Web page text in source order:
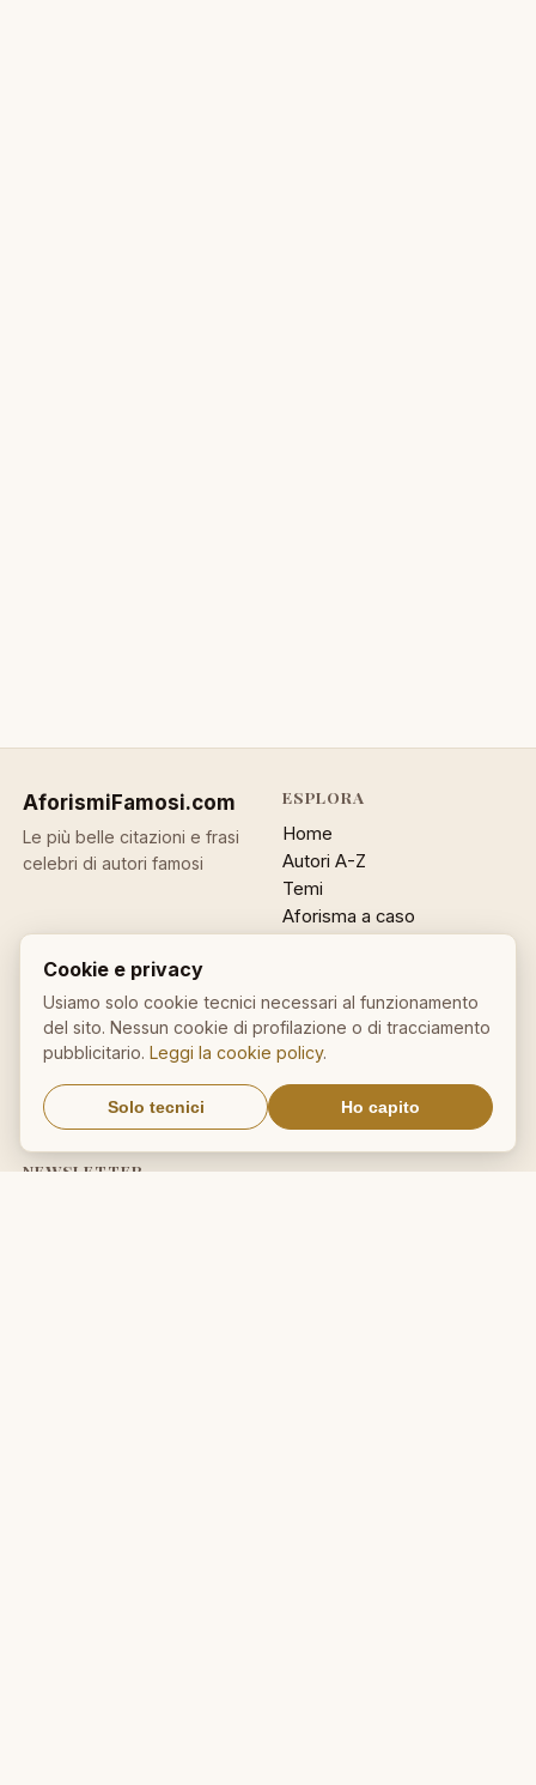
AforismiFamosi.com
Le più belle citazioni e frasi
celebri di autori famosi
ESPLORA
Home
Autori A-Z
Temi
Aforisma a caso
ACCOUNT
Accedi
Registrati
Password dimenticata
INFO
Contatti
Privacy
Cookie policy
Sitemap
NEWSLETTER
Cookie e privacy
Usiamo solo cookie tecnici necessari al funzionamento
del sito. Nessun cookie di profilazione o di tracciamento
pubblicitario.Leggi la cookie policy.
Solo tecnici Ho capito